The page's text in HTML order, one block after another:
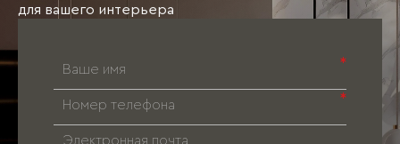
для вашего интерьера
*
*